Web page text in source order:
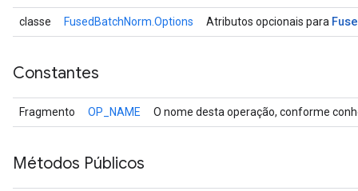
classe FusedBatchNorm.Options Atributos opcionais para
Constantes
Fragmento OP_NAME O nome desta operação, conforme
Métodos Públicos